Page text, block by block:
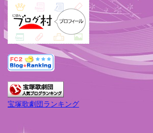
宝塚歌劇団ランキング